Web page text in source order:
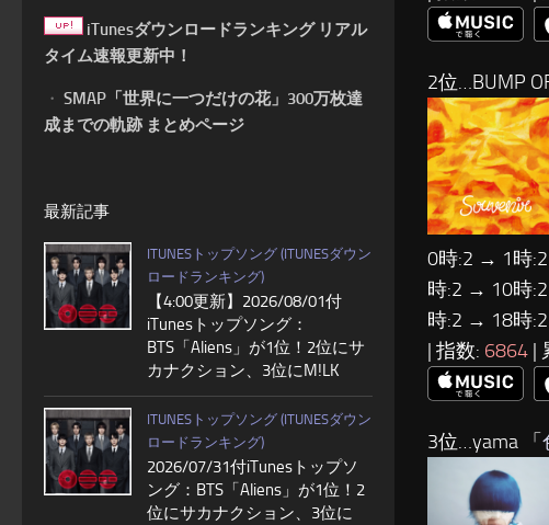
2位…BUMP
0時:2 → 1時
時:2 → 10時
時:2 → 18時
| 指数: 6864 |
3位…yama 「
iTunesダウンロードランキング リアル
タイム速報更新中！
・ SMAP「世界に一つだけの花」300万枚達
成までの軌跡 まとめページ
最新記事
ITUNESトップソング (ITUNESダウン
ロードランキング)
【4:00更新】2026/08/01付
iTunesトップソング：
BTS「Aliens」が1位！2位にサ
カナクション、3位にM!LK
ITUNESトップソング (ITUNESダウン
ロードランキング)
2026/07/31付iTunesトップソ
ング：BTS「Aliens」が1位！2
位にサカナクション、3位に